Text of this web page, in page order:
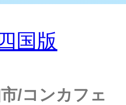
国版
/コンカフェ